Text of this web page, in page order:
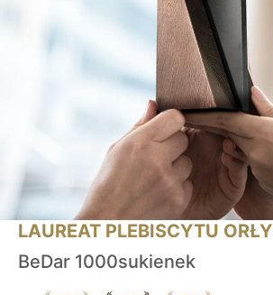
LAUREAT PLEBISCYTU ORŁY
BeDar 1000sukienek